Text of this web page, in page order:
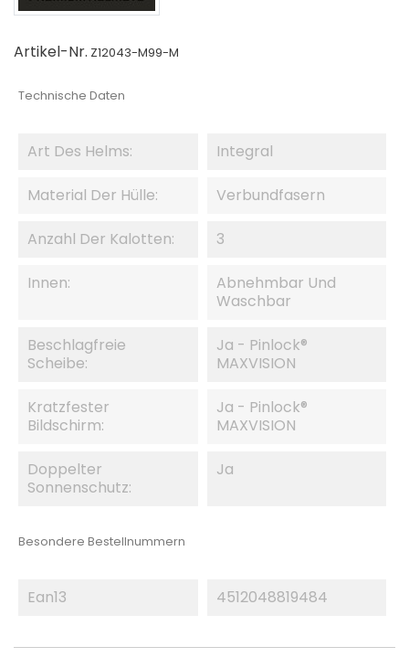
Artikel-Nr. Z12043-M99-M
Technische Daten
Art Des Helms: Integral
Material Der Hülle: Verbundfasern
Anzahl Der Kalotten: 3
Innen:
Abnehmbar Und
Waschbar
Beschlagfreie
Scheibe:
Ja - Pinlock®
MAXVISION
Kratzfester
Bildschirm:
Ja - Pinlock®
MAXVISION
Doppelter
Sonnenschutz:
Ja
Besondere Bestellnummern
Ean13 4512048819484